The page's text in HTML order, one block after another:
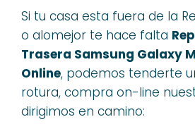
Si tu casa esta fuera de la
o alomejor te hace falta
Trasera Samsung Galaxy
Online, podemos tenderte
rotura, compra on-line
dirigimos en camino: